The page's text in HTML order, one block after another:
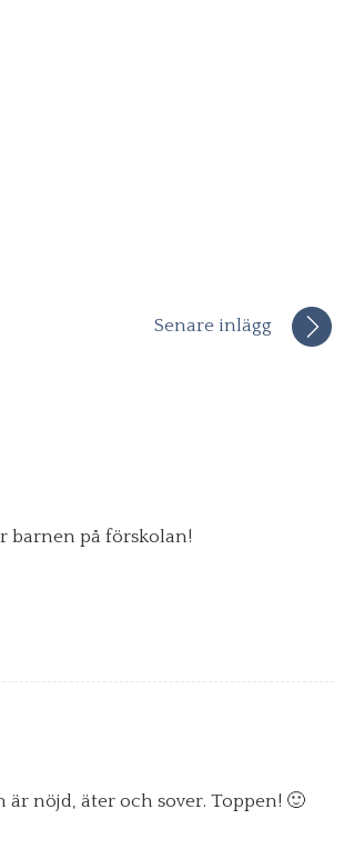
Senare inlägg
barnen på förskolan!
nöjd, äter och sover. Toppen! 🙂